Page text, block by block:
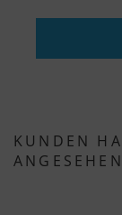
KUNDEN
ANGESEHEN